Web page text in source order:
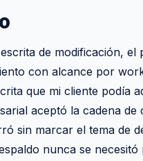
de modificación,
con alcance por
que mi cliente podía
aceptó la cadena
sin marcar el tema de
nunca se